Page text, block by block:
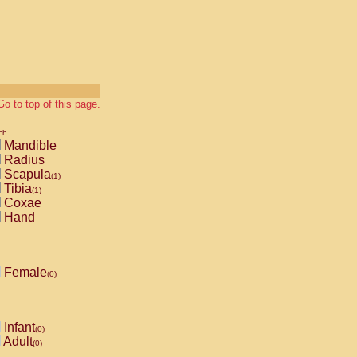
to top of this page.
Mandible
Radius
Scapula(1)
Tibia(1)
Coxae
Hand
Female(0)
Infant(0)
Adult(0)